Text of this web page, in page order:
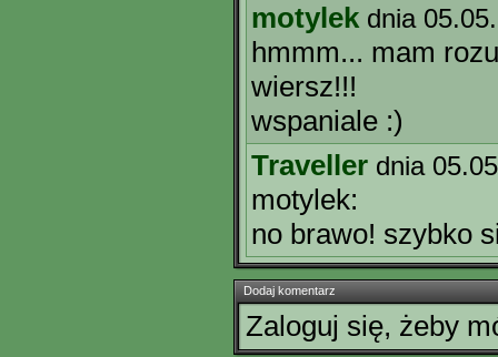
motylek dnia
hmmm... mam
wiersz!!!
wspaniale :)
Traveller dnia
motylek:
no brawo! szybko
Dodaj komentarz
Zaloguj się, żeby